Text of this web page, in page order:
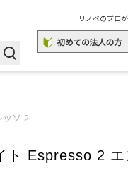
リノベのプロ
ソ 2
ト Espresso 2 エ